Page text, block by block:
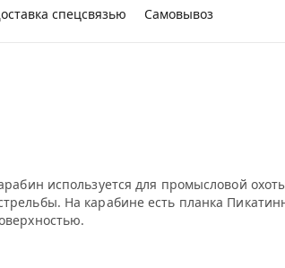
спецсвязью Самовывоз
используется для промысловой
На карабине есть планка